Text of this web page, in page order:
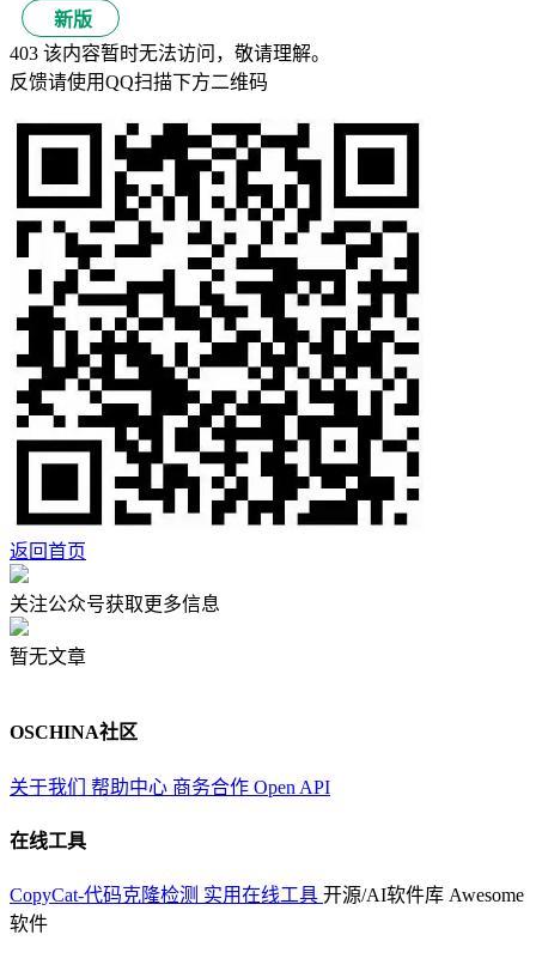
新版
403 该内容暂时无法访问，敬请理解。
反馈请使用QQ扫描下方二维码
返回首页
关注公众号获取更多信息
暂无文章
OSCHINA社区
关于我们 帮助中心 商务合作 Open API
在线工具
CopyCat-代码克隆检测 实用在线工具 开源/AI软件库 Awesome
软件